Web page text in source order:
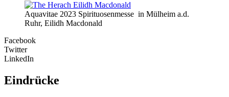
Aquavitae 2023 Spirituosenmesse in Mülheim a.d.
Ruhr, Eilidh Macdonald
Facebook
Twitter
LinkedIn
Eindrücke